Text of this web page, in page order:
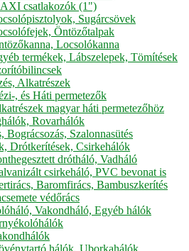
csatlakozók (1")
Sugárcsövek
Öntözőtalpak
Locsolókanna
termékek, Lábszelepek, Tömítések
Alkatrészek
, és Háti permetezők
magyar háti permetezőhöz
Rovarhálók
Bográcsozás, Szalonnasütés
Drótkerítések, Csirkehálók
drótháló, Vadháló
csirkeháló, PVC bevonat is
Baromfirács, Bambuszkerítés
védőrács
Vakondháló, Egyéb hálók
hálók, Uborkahálók